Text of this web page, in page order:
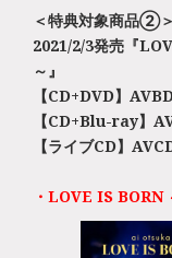
＜特典対象商品②＞
2021/2/3発売『
～』
【CD+DVD】
【CD+Blu-ray】
【ライブCD】
・LOVE IS BORN